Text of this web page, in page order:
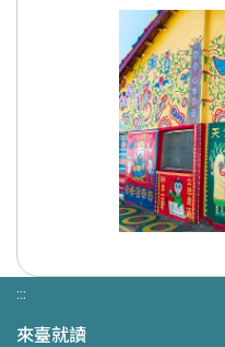
:::
來臺就讀